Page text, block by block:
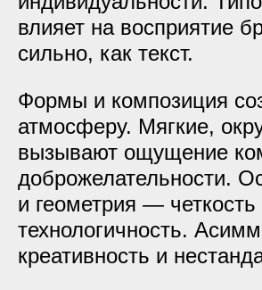
влияет на восприятие
сильно, как текст.
Формы и композиция
атмосферу. Мягкие,
вызывают ощущение
доброжелательности.
и геометрия — четкость
технологичность.
креативность и